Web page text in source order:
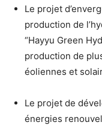
Le projet
production de
“Hayyu Green
production de
éoliennes et
Le projet de
énergies